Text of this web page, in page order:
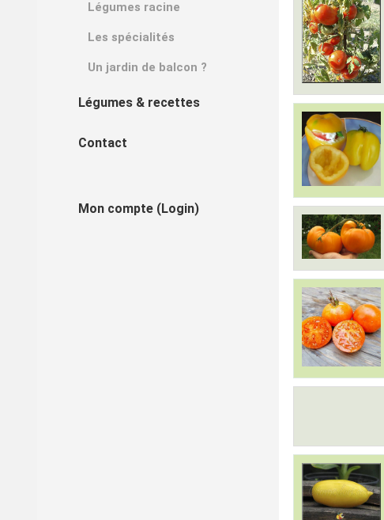
Légumes racine
Les spécialités
Un jardin de balcon ?
Légumes & recettes
Contact
Mon compte (Login)